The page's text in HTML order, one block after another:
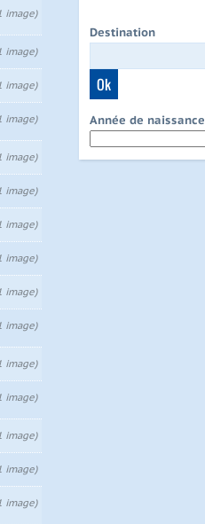
image)
image)
image)
image)
image)
image)
image)
image)
image)
image)
image)
image)
image)
image)
image)
Destination
Année de naissance